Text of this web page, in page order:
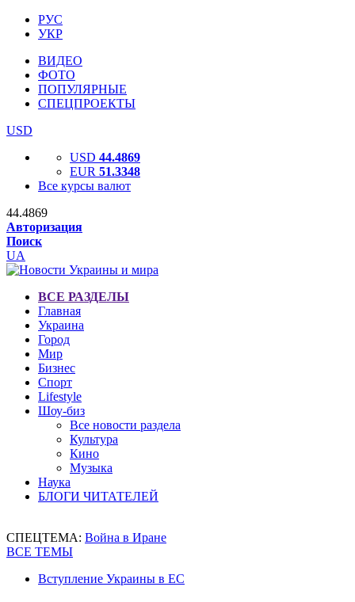
РУС
УКР
ВИДЕО
ФОТО
ПОПУЛЯРНЫЕ
СПЕЦПРОЕКТЫ
USD
USD 44.4869
EUR 51.3348
Все курсы валют
44.4869
Авторизация
Поиск
UA
ВСЕ РАЗДЕЛЫ
Главная
Украина
Город
Мир
Бизнес
Спорт
Lifestyle
Шоу-биз
Все новости раздела
Культура
Кино
Музыка
Наука
БЛОГИ ЧИТАТЕЛЕЙ
СПЕЦТЕМА: Война в Иране
ВСЕ ТЕМЫ
Вступление Украины в ЕС